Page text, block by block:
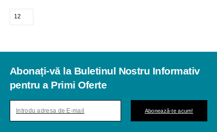
Abonați-vă la Buletinul Nostru Informativ
pentru a Primi Oferte
Abonează-te acum!